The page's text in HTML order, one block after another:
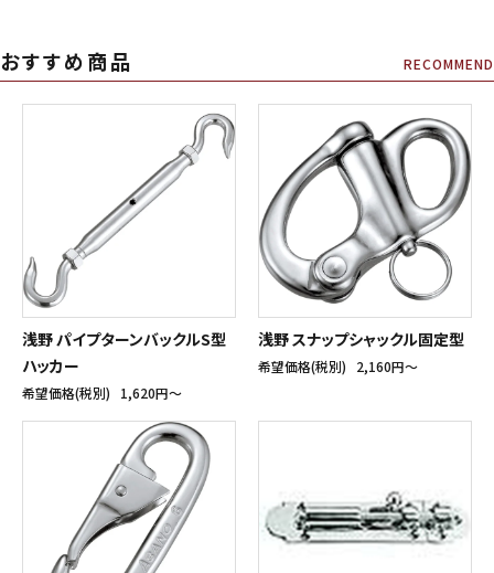
おすすめ商品 RECOMMEND
浅野 パイプターンバックルS型
ハッカー
希望価格(税別) 1,620円〜
浅野 スナップシャックル固定型
希望価格(税別) 2,160円〜